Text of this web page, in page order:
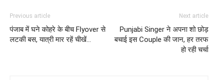
Previous article
पंजाब में घने कोहरे के बीच Flyover से
लटकी बस, यात्री मार रहें चीखें…
Next article
Punjabi Singer ने अपना शो छोड़
बचाई इस Couple की जान, हर तरफ
हो रही चर्चा